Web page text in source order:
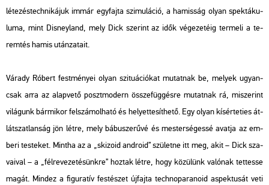
lé­te­zés­tech­ni­ká­juk immár egy­faj­ta szi­mu­lá­ció, a ha­mis­ság olyan spek­tá­ku­
lu­ma, mint Dis­ney­land, mely Dick sze­rint az idők vé­ge­ze­té­ig ter­me­li a te­
rem­tés hamis után­za­ta­it.
Vá­rady Ró­bert fest­mé­nyei olyan szi­tu­á­ci­ó­kat mu­tat­nak be, me­lyek ugyan­
csak arra az alap­ve­tő poszt­mo­dern össze­füg­gés­re mu­tat­nak rá, mi­sze­rint
vi­lá­gunk bár­mi­kor fel­szá­mol­ha­tó és he­lyet­te­sít­he­tő. Egy olyan kí­sér­te­ti­es át­
lát­szat­lan­ság jön létre, mely bá­bu­sze­rű­vé és mes­ter­sé­ges­sé avat­ja az em­
be­ri tes­te­ket. Mint­ha az a „ski­zo­id and­ro­id”szü­let­ne itt meg, akit – Dick sza­
va­i­val – a „fél­re­ve­ze­té­sünk­re”hoz­tak létre, hogy kö­zü­lünk va­ló­nak tet­tes­se
magát. Mind­ez a fi­gu­ra­tív fes­té­szet új­faj­ta tech­no­p­ara­no­id as­pek­tu­sát veti